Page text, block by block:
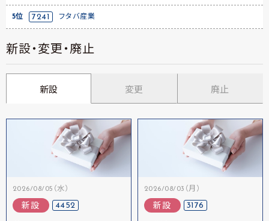
5位 7241 フタバ産業
新設・変更・廃止
新設 変更 廃止
2026/08/05（水）
新設 4452
2026/08/03（月）
新設 3176